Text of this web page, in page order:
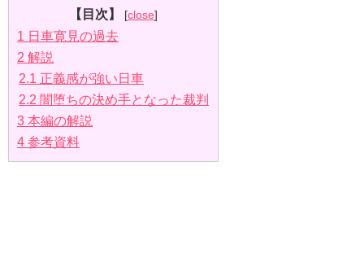
【目次】 [close]
1 日車寛見の過去
2 解説
2.1 正義感が強い日車
2.2 闇堕ちの決め手となった裁判
3 本編の解説
4 参考資料